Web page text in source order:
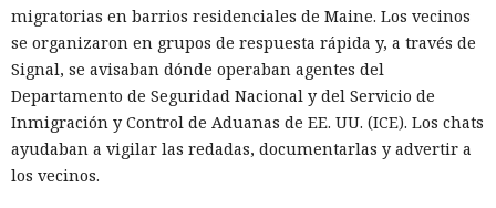
registros de uso de IA y descubrió que los modelos de
lenguaje ya ayudan a los hackers a crear herramientas
maliciosas, escalar operaciones y buscar vulnerabilidades, y
que las restricciones de seguridad en muchos casos se
eluden con bastante facilidad.
En lugar de técnicas complejas, los atacantes simplemente
migratorias en barrios residenciales de Maine. Los vecinos
se organizaron en grupos de respuesta rápida y, a través de
Signal, se avisaban dónde operaban agentes del
Departamento de Seguridad Nacional y del Servicio de
Inmigración y Control de Aduanas de EE. UU. (ICE). Los chats
ayudaban a vigilar las redadas, documentarlas y advertir a
los vecinos.